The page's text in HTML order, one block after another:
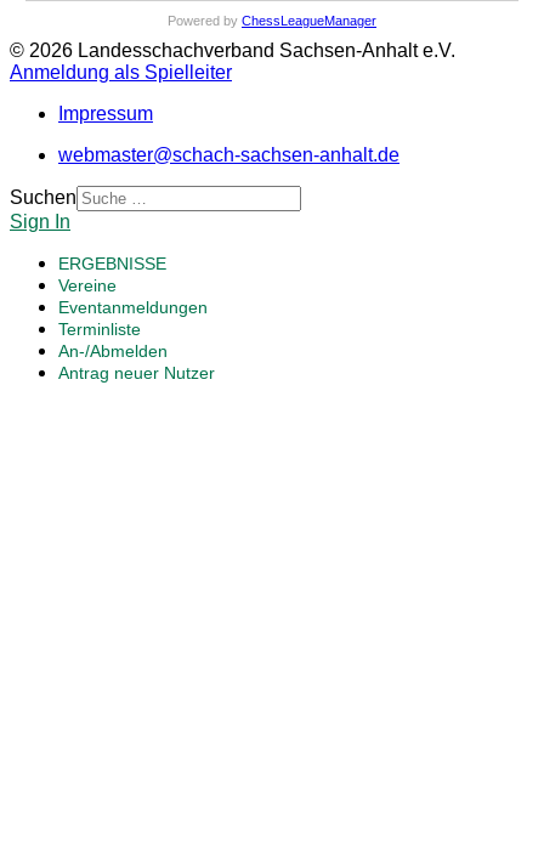
Powered by ChessLeagueManager
© 2026 Landesschachverband Sachsen-Anhalt e.V.
Anmeldung als Spielleiter
Impressum
webmaster@schach-sachsen-anhalt.de
Suchen
Sign In
ERGEBNISSE
Vereine
Eventanmeldungen
Terminliste
An-/Abmelden
Antrag neuer Nutzer